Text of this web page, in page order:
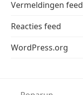
Vermeldingen feed
Reacties feed
WordPress.org